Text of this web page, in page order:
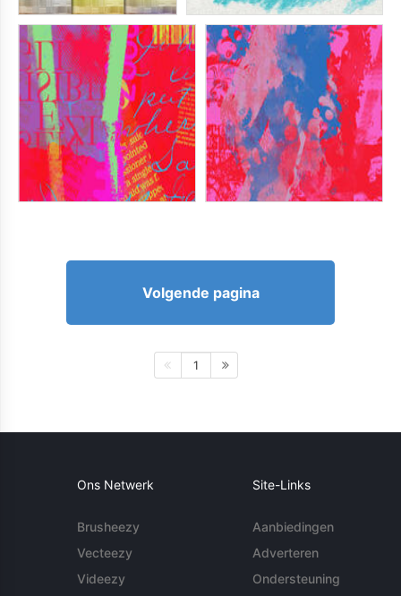
Volgende pagina
1
Ons Netwerk
Brusheezy
Vecteezy
Videezy
Site-Links
Aanbiedingen
Adverteren
Ondersteuning